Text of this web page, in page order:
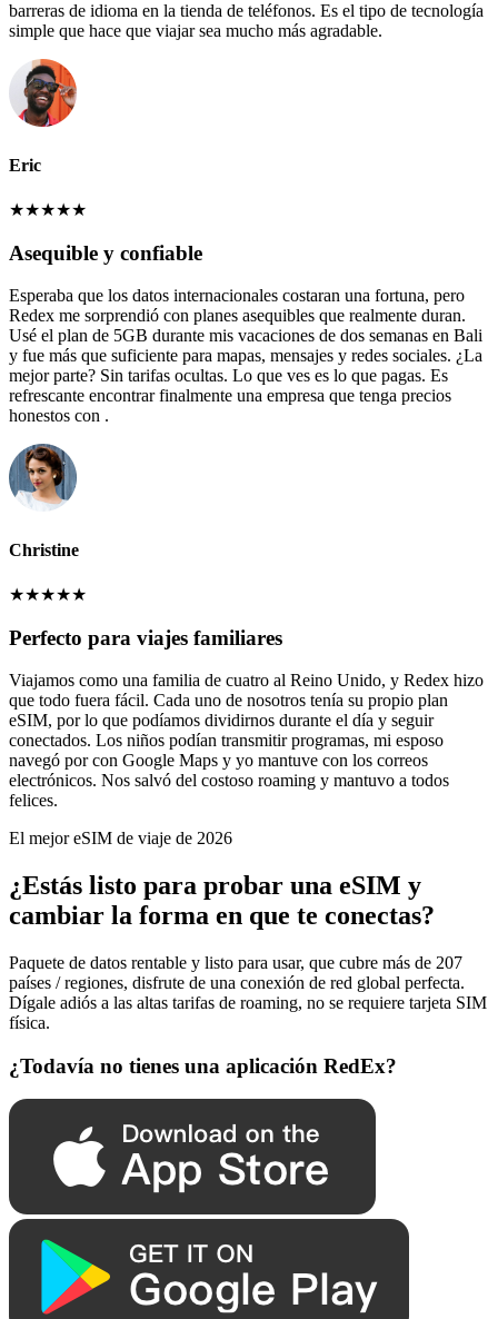
barreras de idioma en la tienda de teléfonos. Es el tipo de tecnología
simple que hace que viajar sea mucho más agradable.
Eric
★★★★★
Asequible y confiable
Esperaba que los datos internacionales costaran una fortuna, pero
Redex me sorprendió con planes asequibles que realmente duran.
Usé el plan de 5GB durante mis vacaciones de dos semanas en Bali
y fue más que suficiente para mapas, mensajes y redes sociales. ¿La
mejor parte? Sin tarifas ocultas. Lo que ves es lo que pagas. Es
refrescante encontrar finalmente una empresa que tenga precios
honestos con .
Christine
★★★★★
Perfecto para viajes familiares
Viajamos como una familia de cuatro al Reino Unido, y Redex hizo
que todo fuera fácil. Cada uno de nosotros tenía su propio plan
eSIM, por lo que podíamos dividirnos durante el día y seguir
conectados. Los niños podían transmitir programas, mi esposo
navegó por con Google Maps y yo mantuve con los correos
electrónicos. Nos salvó del costoso roaming y mantuvo a todos
felices.
El mejor eSIM de viaje de 2026
¿Estás listo para probar una eSIM y
cambiar la forma en que te conectas?
Paquete de datos rentable y listo para usar, que cubre más de 207
países / regiones, disfrute de una conexión de red global perfecta.
Dígale adiós a las altas tarifas de roaming, no se requiere tarjeta SIM
física.
¿Todavía no tienes una aplicación RedEx?